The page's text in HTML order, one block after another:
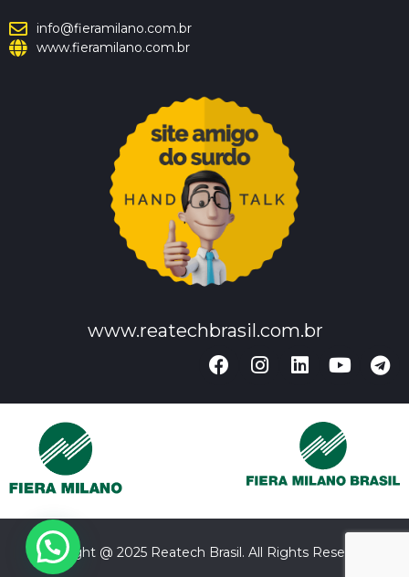
info@fieramilano.com.br
www.fieramilano.com.br
www.reatechbrasil.com.br
Copyright @ 2025 Reatech Brasil. All Rights Reserved.